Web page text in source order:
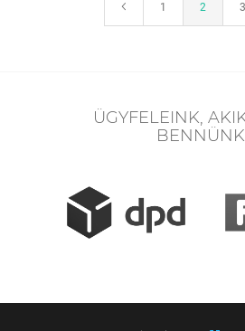
1 2 3
ÜGYFELEINK,